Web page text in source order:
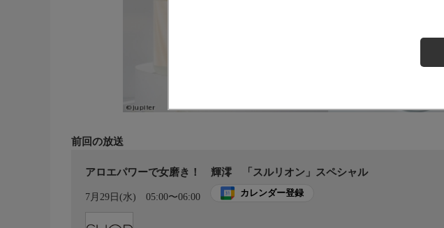
前回の放送
アロエパワーで女磨き！ 輝澪 「スルリオン」スペシャル
7月29日(水) 05:00〜06:00 カレンダー登録